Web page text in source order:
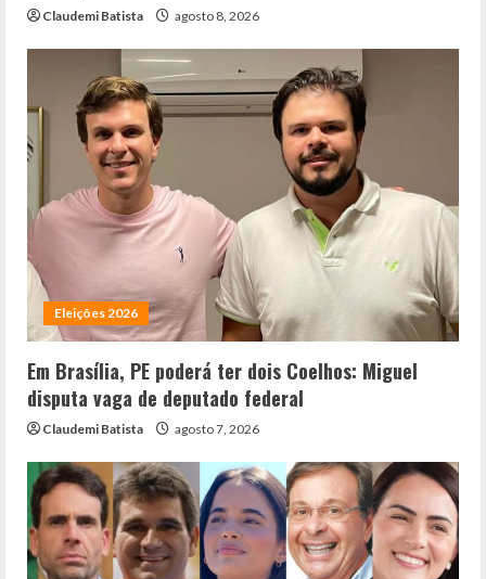
Claudemi Batista agosto 8, 2026
Eleições 2026
Em Brasília, PE poderá ter dois Coelhos: Miguel
disputa vaga de deputado federal
Claudemi Batista agosto 7, 2026